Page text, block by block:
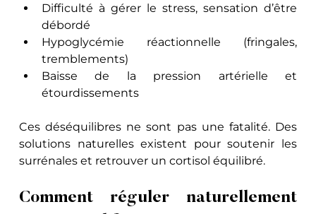
Difficulté à gérer le stress, sensation d’être
débordé
Hypoglycémie réactionnelle (fringales,
tremblements)
Baisse de la pression artérielle et
étourdissements
Ces déséquilibres ne sont pas une fatalité. Des
solutions naturelles existent pour soutenir les
surrénales et retrouver un cortisol équilibré.
Comment réguler naturellement